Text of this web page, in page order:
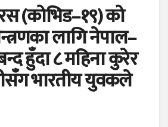
(कोभिड–१९) को
लागि नेपाल–
हुँदा ८ महिना कुरेर
भारतीय युवकले